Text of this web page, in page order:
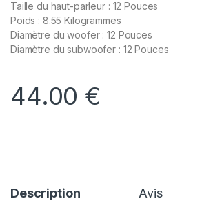
Taille du haut-parleur : 12 Pouces
Poids : 8.55 Kilogrammes
Diamètre du woofer : 12 Pouces
Diamètre du subwoofer : 12 Pouces
44.00 €
Description Avis